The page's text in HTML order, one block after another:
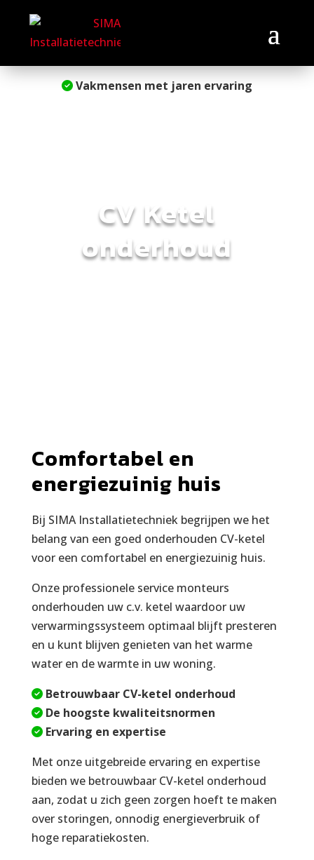
Vakmensen met jaren ervaring
CV Ketel
onderhoud
Comfortabel en
energiezuinig huis
Bij SIMA Installatietechniek begrijpen we het
belang van een goed onderhouden CV-ketel
voor een comfortabel en energiezuinig huis.
Onze professionele service monteurs
onderhouden uw c.v. ketel waardoor uw
verwarmingssysteem optimaal blijft presteren
en u kunt blijven genieten van het warme
water en de warmte in uw woning.
Betrouwbaar CV-ketel onderhoud
De hoogste kwaliteitsnormen
Ervaring en expertise
Met onze uitgebreide ervaring en expertise
bieden we betrouwbaar CV-ketel onderhoud
aan, zodat u zich geen zorgen hoeft te maken
over storingen, onnodig energieverbruik of
hoge reparatiekosten.